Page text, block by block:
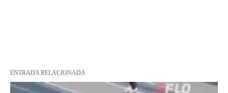
ENTRADA RELACIONADA